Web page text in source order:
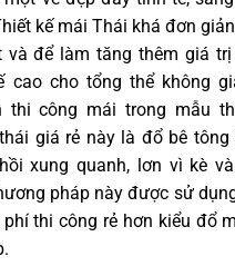
kế mái Thái khá đơn
và để làm tăng thêm giá
cao cho tổng thể không
thi công mái trong mẫu
giá rẻ này là đổ bê tông
xung quanh, lơn vì kè
pháp này được sử
thi công rẻ hơn kiểu đổ